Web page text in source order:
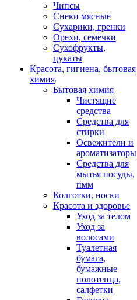
Чипсы
Снеки мясные
Сухарики, гренки
Орехи, семечки
Сухофрукты,
цукаты
Красота, гигиена, бытовая
химия
Бытовая химия
Чистящие
средства
Средства для
стирки
Освежители и
ароматизаторы
Средства для
мытья посуды,
пмм
Колготки, носки
Красота и здоровье
Уход за телом
Уход за
волосами
Туалетная
бумага,
бумажные
полотенца,
салфетки